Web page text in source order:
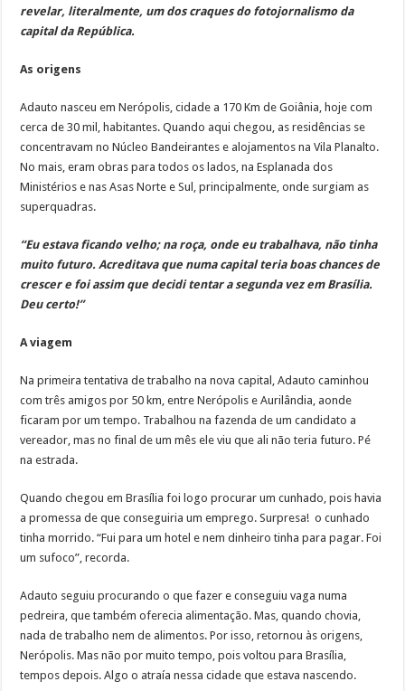
revelar, literalmente, um dos craques do fotojornalismo da
capital da República.
As origens
Adauto nasceu em Nerópolis, cidade a 170 Km de Goiânia, hoje com
cerca de 30 mil, habitantes. Quando aqui chegou, as residências se
concentravam no Núcleo Bandeirantes e alojamentos na Vila Planalto.
No mais, eram obras para todos os lados, na Esplanada dos
Ministérios e nas Asas Norte e Sul, principalmente, onde surgiam as
superquadras.
“Eu estava ficando velho; na roça, onde eu trabalhava, não tinha
muito futuro. Acreditava que numa capital teria boas chances de
crescer e foi assim que decidi tentar a segunda vez em Brasília.
Deu certo!”
A viagem
Na primeira tentativa de trabalho na nova capital, Adauto caminhou
com três amigos por 50 km, entre Nerópolis e Aurilândia, aonde
ficaram por um tempo. Trabalhou na fazenda de um candidato a
vereador, mas no final de um mês ele viu que ali não teria futuro. Pé
na estrada.
Quando chegou em Brasília foi logo procurar um cunhado, pois havia
a promessa de que conseguiria um emprego. Surpresa! o cunhado
tinha morrido. “Fui para um hotel e nem dinheiro tinha para pagar. Foi
um sufoco”, recorda.
Adauto seguiu procurando o que fazer e conseguiu vaga numa
pedreira, que também oferecia alimentação. Mas, quando chovia,
nada de trabalho nem de alimentos. Por isso, retornou às origens,
Nerópolis. Mas não por muito tempo, pois voltou para Brasília,
tempos depois. Algo o atraía nessa cidade que estava nascendo.